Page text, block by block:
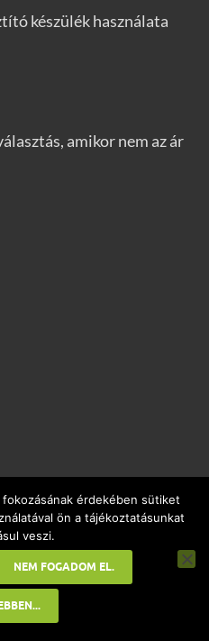
készülék használata
amikor nem az ár
érdekében sütiket
ön a tájékoztatásunkat
veszi.
NEM FOGADOM EL.